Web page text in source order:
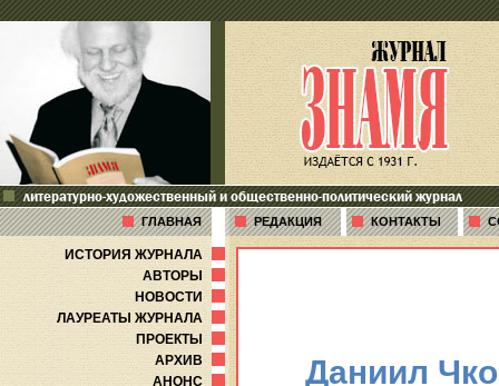
литературно-художественный и общественно-политический журнал
ГЛАВНАЯ РЕДАКЦИЯ КОНТАКТЫ
ИСТОРИЯ ЖУРНАЛА
АВТОРЫ
НОВОСТИ
ЛАУРЕАТЫ ЖУРНАЛА
ПРОЕКТЫ
АРХИВ
АНОНС
Даниил